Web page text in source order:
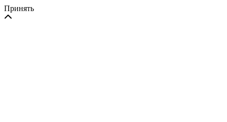
Принять